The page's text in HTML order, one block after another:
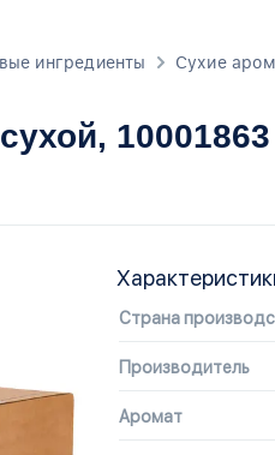
ингредиенты Сухие
, 10001863
Страна
Производитель
Аромат